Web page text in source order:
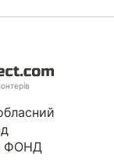
ФОНД